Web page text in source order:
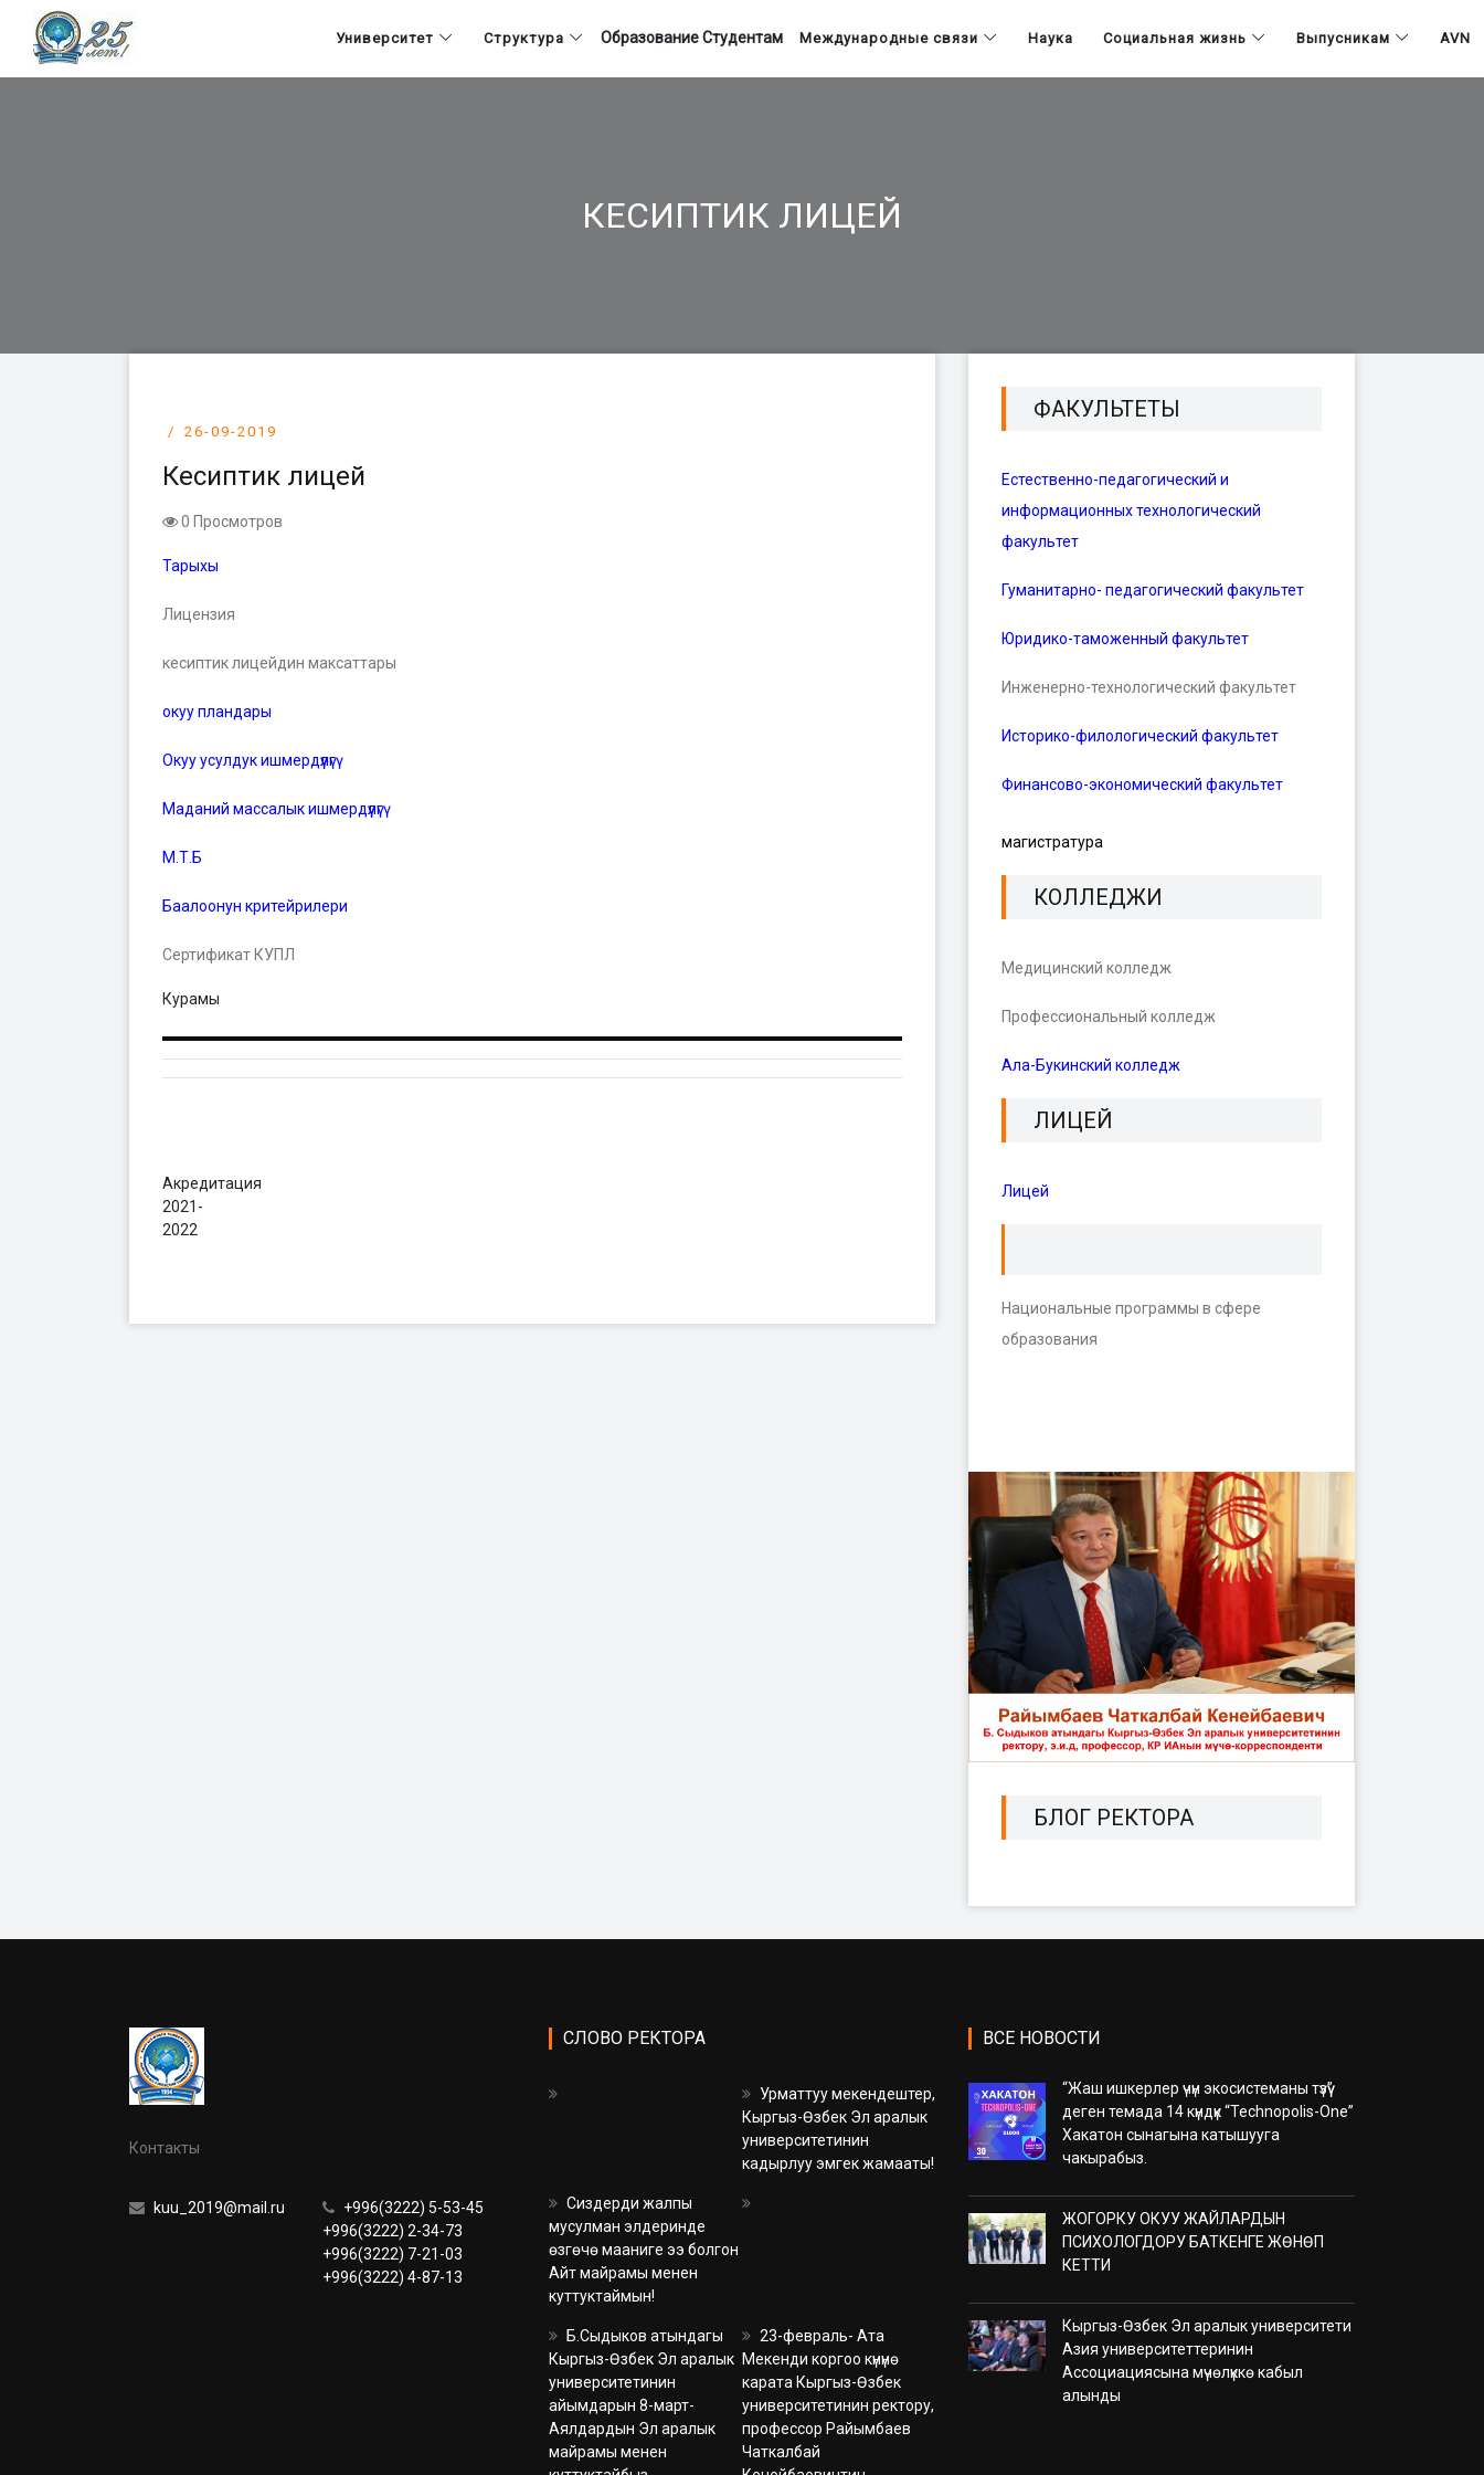
Университет Структура ОбразованиеСтудентам Международные связи Наука Социальная жизнь Выпусникам AVN
КЕСИПТИК ЛИЦЕЙ
26-09-2019
Кесиптик лицей
0 Просмотров
Тарыхы
Лицензия
кесиптик лицейдин максаттары
окуу пландары
Окуу усулдук ишмердүүлүгү
Маданий массалык ишмердүүлүгү
М.Т.Б
Баалоонун критейрилери
Сертификат КУПЛ
Курамы
Акредитация
2021-
2022
ФАКУЛЬТЕТЫ
Естественно-педагогический и
информационных технологический
факультет
Гуманитарно- педагогический факультет
Юридико-таможенный факультет
Инженерно-технологический факультет
Историко-филологический факультет
Финансово-экономический факультет
магистратура
КОЛЛЕДЖИ
Медицинский колледж
Профессиональный колледж
Ала-Букинский колледж
ЛИЦЕЙ
Лицей
Национальные программы в сфере
образования
БЛОГ РЕКТОРА
Контакты
kuu_2019@mail.ru
+996(3222) 5-53-45
+996(3222) 2-34-73
+996(3222) 7-21-03
+996(3222) 4-87-13
СЛОВО РЕКТОРА
Урматтуу мекендештер,
Кыргыз-Өзбек Эл аралык
университетинин
кадырлуу эмгек жамааты!
Сиздерди жалпы
мусулман элдеринде
өзгөчө мааниге ээ болгон
Айт майрамы менен
куттуктаймын!
Б.Сыдыков атындагы
Кыргыз-Өзбек Эл аралык
университетинин
айымдарын 8-март-
Аялдардын Эл аралык
майрамы менен
23-февраль- Ата
Мекенди коргоо күнүнө
карата Кыргыз-Өзбек
университетинин ректору,
профессор Райымбаев
Чаткалбай
ВСЕ НОВОСТИ
“Жаш ишкерлер үчүн экосистеманы түзүү”
деген темада 14 күндүк “Technopolis-One”
Хакатон сынагына катышууга
чакырабыз.
ЖОГОРКУ ОКУУ ЖАЙЛАРДЫН
ПСИХОЛОГДОРУ БАТКЕНГЕ ЖӨНӨП
КЕТТИ
Кыргыз-Өзбек Эл аралык университети
Азия университеттеринин
Ассоциациясына мүчөлүккө кабыл
алынды